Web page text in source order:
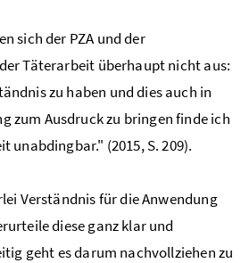
sich der PZA und der
Täterarbeit überhaupt nicht aus:
zu haben und dies auch in
zum Ausdruck zu bringen finde ich
unabdingbar." (2015, S. 209).
Verständnis für die Anwendung
diese ganz klar und
geht es darum nachvollziehen zu